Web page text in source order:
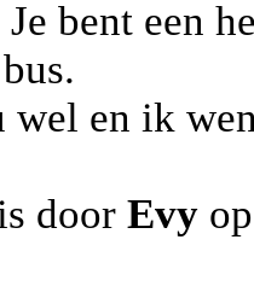
bent een
wel en ik
door Evy